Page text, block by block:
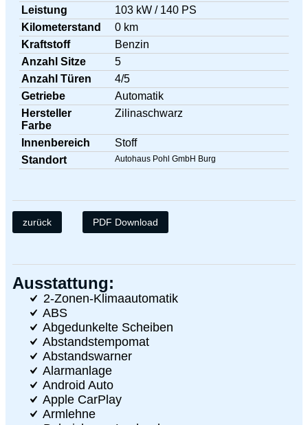
Leistung
103 kW / 140 PS
Kilometerstand
0 km
Kraftstoff
Benzin
Anzahl Sitze
5
Anzahl Türen
4/5
Getriebe
Automatik
Hersteller
Farbe
Zilinaschwarz
Innenbereich
Stoff
Standort
Autohaus Pohl GmbH Burg
zurück PDF Download
Ausstattung:
2-Zonen-Klimaautomatik
ABS
Abgedunkelte Scheiben
Abstandstempomat
Abstandswarner
Alarmanlage
Android Auto
Apple CarPlay
Armlehne